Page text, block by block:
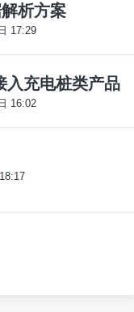
析方案
17:29
充电桩类产品
16:02